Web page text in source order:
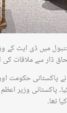
میں ڈی ایٹ کے
ڈار سے ملاقات کی
نے پاکستانی
پاکستانی وزیر
تھا۔